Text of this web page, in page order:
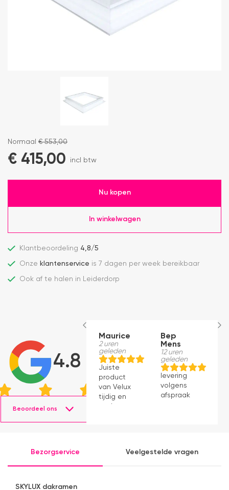
Normaal €553,00
€ 415,00 incl btw
Nu kopen
In winkelwagen
Klantbeoordeling 4,8/5
Onze klantenservice is 7 dagen per week bereikbaar
Ook af te halen in Leiderdorp
4.8
Beoordeel ons
Maurice
2 uren
geleden
Juiste
product
van Velux
tijdig en
snel
verwachting.
Bep
Mens
12 uren
geleden
levering
volgens
afspraak
Bezorgservice Veelgestelde vragen
SKYLUX dakramen